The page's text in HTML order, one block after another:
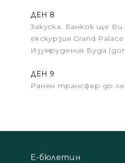
ДЕН 8
Закуска. Банкок ще
екскурзия Grand
Изумрудения Буда
ДЕН 9
Ранен трансфер до
Е-бюлетин